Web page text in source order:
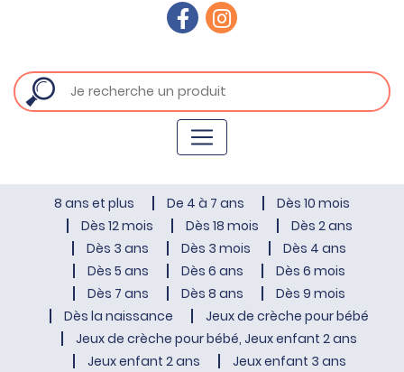
8 ans et plus De 4 à 7 ans
Dès 10 mois
Dès 12 mois
Dès 18 mois
Dès 2 ans
Dès 3 ans
Dès 3 mois
Dès 4 ans
Dès 5 ans
Dès 6 ans
Dès 6 mois
Dès 7 ans
Dès 8 ans
Dès 9 mois
Dès la naissance
Jeux de crèche pour bébé
Jeux de crèche pour bébé, Jeux enfant 2 ans
Jeux enfant 2 ans
Jeux enfant 3 ans